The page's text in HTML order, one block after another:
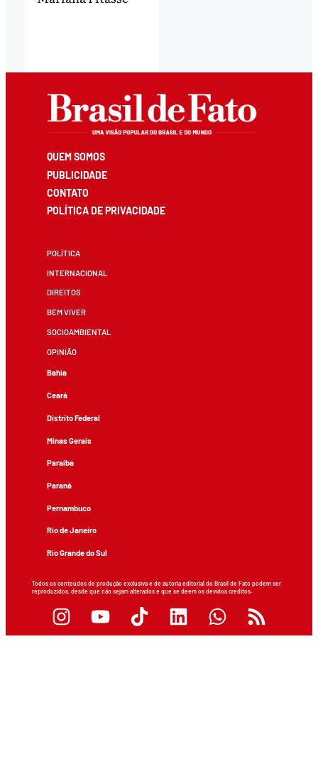
QUEM SOMOS
PUBLICIDADE
CONTATO
POLÍTICA DE PRIVACIDADE
POLÍTICA
INTERNACIONAL
DIREITOS
BEM VIVER
SOCIOAMBIENTAL
OPINIÃO
Bahia
Ceará
Distrito Federal
Minas Gerais
Paraíba
Paraná
Pernambuco
Rio de Janeiro
Rio Grande do Sul
Todos os conteúdos de produção exclusiva e de autoria editorial do Brasil de Fato podem ser
reproduzidos, desde que não sejam alterados e que se deem os devidos créditos.